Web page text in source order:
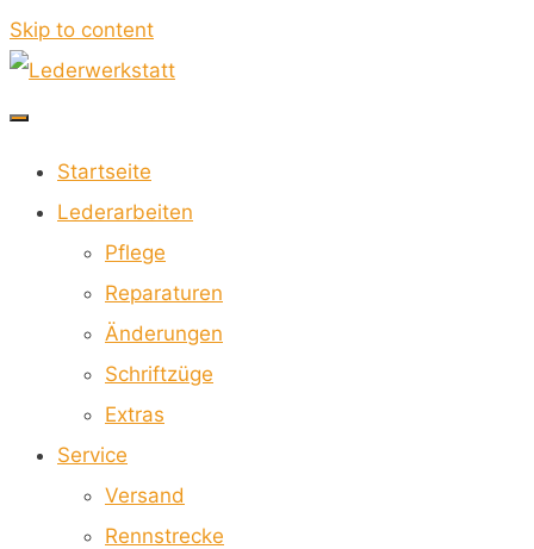
Skip to content
Lederwerkstatt
FÜR
MOTORRADKOMBIS
Startseite
Lederarbeiten
Pflege
Reparaturen
Änderungen
Schriftzüge
Extras
Service
Versand
Rennstrecke